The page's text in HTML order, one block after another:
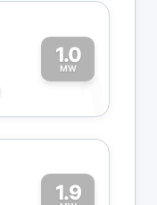
1.0
MW1
1.9